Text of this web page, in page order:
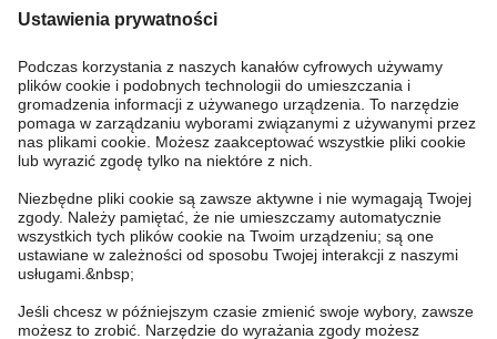
Potrzebujesz pomocy?
Sklep internetowy
Częste pytania
Twoje zamówienie
Skontaktuj się z nami
Kappahl Club
Mój profil
Kappahl Club
Warunki członkostwa
O nas
O Kappahl Group
Zrównoważony rozwój
Warunki i zasady